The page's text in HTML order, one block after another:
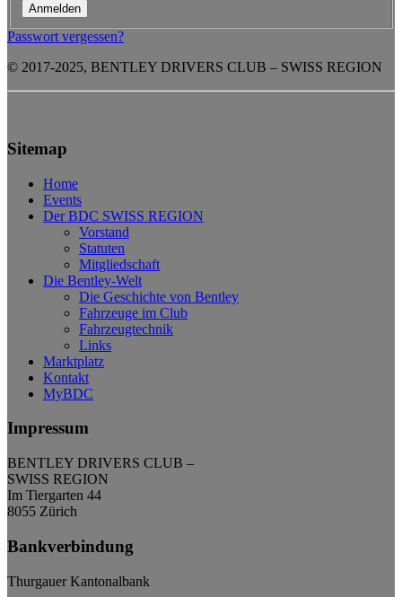
Passwort vergessen?
© 2017-2025, BENTLEY DRIVERS CLUB – SWISS REGION
Sitemap
Home
Events
Der BDC SWISS REGION
Vorstand
Statuten
Mitgliedschaft
Die Bentley-Welt
Die Geschichte von Bentley
Fahrzeuge im Club
Fahrzeugtechnik
Links
Marktplatz
Kontakt
MyBDC
Impressum
BENTLEY DRIVERS CLUB –
SWISS REGION
Im Tiergarten 44
8055 Zürich
Bankverbindung
Thurgauer Kantonalbank